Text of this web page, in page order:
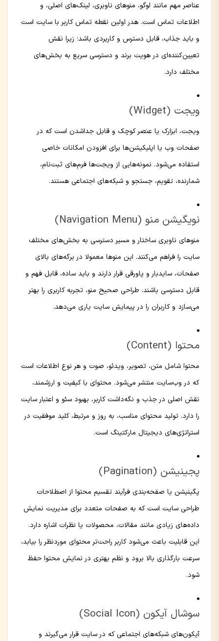
عناصر مهم مانند لوگو، منوهای ناوبری، لینک‌های اصلی، و
اطلاعات تماس است. هدر اولین نقطه تماس کاربر با سایت است
و باید جذاب، قابل دسترس و کاربردی باشد؛ زیرا نقش
تعیین‌کننده‌ای در هویت برند و دسترسی سریع به بخش‌های
مختلف دارد.
ویجت (Widget)
ویجت، ابزارک یا عنصر کوچک و قابل جداشدن است که در
صفحات وب یا اپلیکیشن‌ها برای افزودن امکانات خاصی
استفاده می‌شود. نمونه‌هایی از ویجت‌ها فرم‌های ثبت‌نام،
شمارنده، تقویم، جستجو و شبکه‌های اجتماعی هستند.
نویگیشن منو (Navigation Menu)
منوهای ناوبری ساختار و مسیر دسترسی به بخش‌های مختلف
سایت را فراهم می‌کنند. این منوها معمولا در برگه‌های بالای
صفحات، سایدبار و پاورقی قرار دارند و باید ساده، قابل فهم و
قابل دسترسی باشند. طراحی صحیح منو، تجربه کاربری را بهتر
می‌سازد و کاربران را در پیمایش سایت یاری می‌دهد.
محتوا (Content)
محتوا شامل متن، تصویر، ویدئو، صوت و هر نوع اطلاعات است
که در وب‌سایت منتشر می‌شود. محتوای با کیفیت و ارزشمند،
نقش اصلی در جذب و نگه‌داشت کاربر، بهبود سئو و اعتبار سایت
را دارد. تولید محتوای مناسب، به روز و مرتبط، کلید موفقیت در
استراتژی‌های دیجیتال مارکتینگ است.
پجینیشن (Pagination)
پگینیشن یا صفحه‌بندی فرآیند تقسیم محتوا از اصطلاحات
طراحی سایت است که به صفحات متعدد برای مدیریت نمایش
داده‌های زیادی مانند مقالات، محصولات یا نظرات اشاره دارد.
این قابلیت باعث می‌شود کاربر راحت‌تر محتوای موردنظر را بیابد،
سرعت بارگذاری بالا برود و نظم بهتری در نمایش محتوا حفظ
شود.
سوشال آیکون (Social Icon)
آیکون‌های شبکه‌های اجتماعی که در سایت قرار می‌گیرند و